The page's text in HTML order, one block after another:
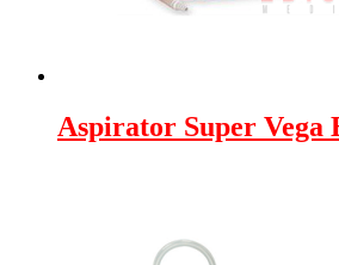
Aspirator Super Vega